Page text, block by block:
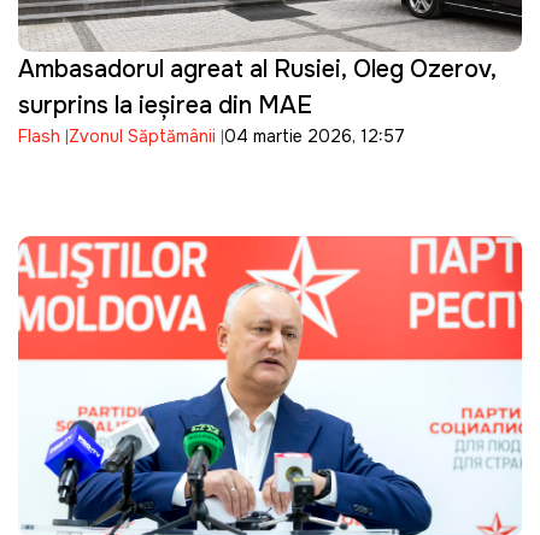
Ambasadorul agreat al Rusiei, Oleg Ozerov,
surprins la ieșirea din MAE
Flash Zvonul Săptămânii 04 martie 2026, 12:57